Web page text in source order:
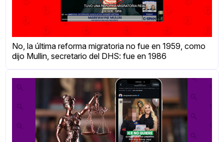
No, la última reforma migratoria no fue en 1959, como
dijo Mullin, secretario del DHS: fue en 1986